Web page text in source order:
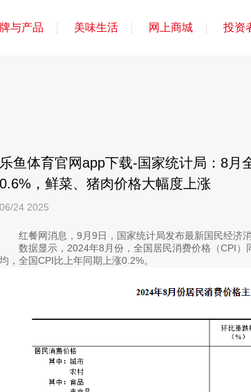
与产品 美味生活 网上商城 投资
乐鱼体育官网app下载-国家统计局：8月
0.6%，鲜菜、猪肉价格大幅度上涨
06/24 2025
红餐网消息，9月9日，国家统计局发布最新国民经济
数据显示，2024年8月份，全国居民消费价格（CPI）
均，全国CPI比上年同期上涨0.2%。